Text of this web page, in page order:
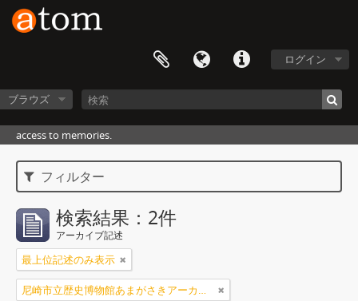
ログイン
ブラウズ
access to memories.
フィルター
検索結果：2件
アーカイブ記述
最上位記述のみ表示
尼崎市立歴史博物館あまがさきアーカイブズ